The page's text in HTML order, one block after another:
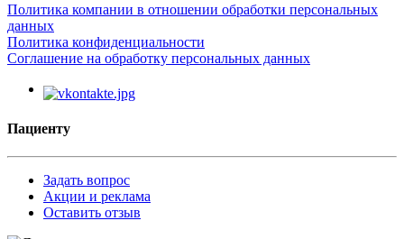
Политика компании в отношении обработки персональных
данных
Политика конфиденциальности
Соглашение на обработку персональных данных
Пациенту
Задать вопрос
Акции и реклама
Оставить отзыв